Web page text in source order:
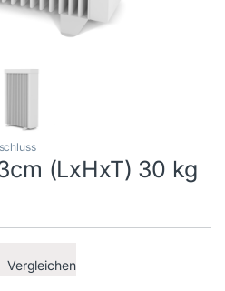
(LxHxT) 30 kg
Vergleichen